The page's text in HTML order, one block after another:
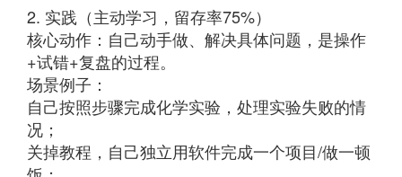
2. 实践（主动学习，留存率75%）
核心动作：自己动手做、解决具体问题，是操作
+试错+复盘的过程。
场景例子：
自己按照步骤完成化学实验，处理实验失败的情
况；
关掉教程，自己独立用软件完成一个项目/做一顿